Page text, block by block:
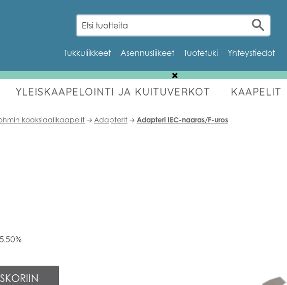
Tukkuliikkeet Asennusliikeet Tuotetuki Yhteystiedot
YLEISKAAPELOINTI JA KUITUVERKOT
KAAPELIT
OUTLET
ohmin koaksiaalikaapelit 🡢 Adapterit 🡢 Adapteri IEC-naaras/F-uros